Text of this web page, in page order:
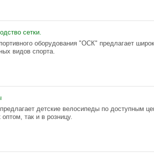
сетки.
оборудования "ОСК" предлагает
видов спорта.
детские велосипеды по доступным
так и в розницу.